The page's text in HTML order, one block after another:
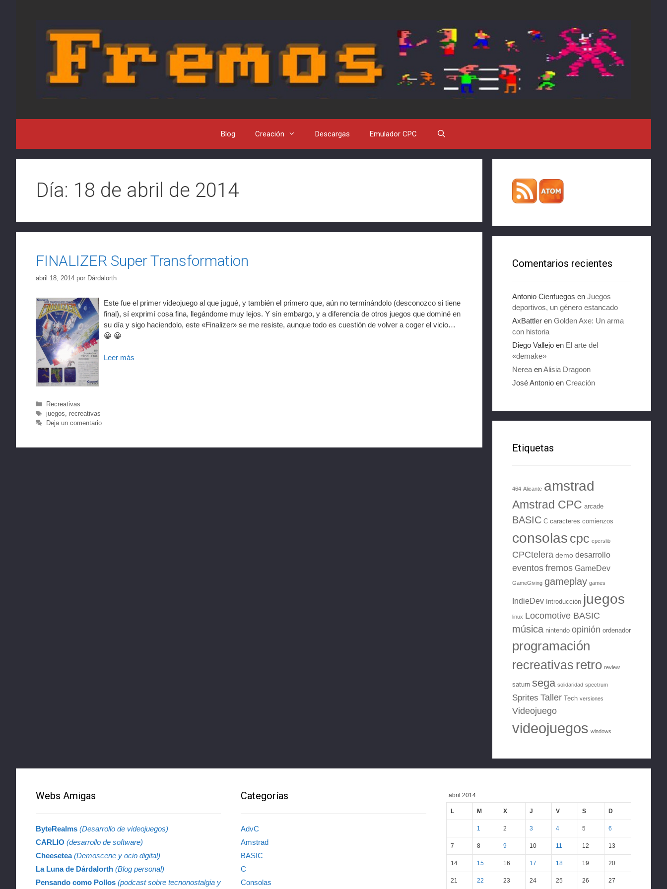
Blog Creación Descargas Emulador CPC
Día: 18 de abril de 2014
FINALIZER Super Transformation
abril 18, 2014 por Dárdalorth
Este fue el primer videojuego al que jugué, y también el primero que, aún no terminándolo (desconozco si tiene
final), sí exprimí cosa fina, llegándome muy lejos. Y sin embargo, y a diferencia de otros juegos que dominé en
su día y sigo haciendolo, este «Finalizer» se me resiste, aunque todo es cuestión de volver a coger el vicio…
😀 😀
Leer más
Categorías
Recreativas
Etiquetas
juegos
recreativas
Deja un comentario
Comentarios recientes
Antonio Cienfuegos en Juegos
deportivos, un género estancado
AxBattler en Golden Axe: Un arma
con historia
Diego Vallejo en El arte del
«demake»
Nerea enAlisia Dragoon
José Antonio en Creación
Etiquetas
464 Alicante amstrad
Amstrad CPC arcade
BASIC C caracteres comienzos
consolas cpc cpcrslib
CPCtelera demo desarrollo
eventos fremos GameDev
GameGiving gameplay games
IndieDev Introducción juegos
linux Locomotive BASIC
música nintendo opinión ordenador
programación
recreativas retro review
saturn sega solidaridad spectrum
Sprites Taller Tech versiones
Videojuego
videojuegos windows
Webs Amigas
ByteRealms (Desarrollo de videojuegos)
CARLIO (desarrollo de software)
Cheesetea(Demoscene y ocio digital)
La Luna de Dárdalorth (Blog personal)
Pensando como Pollos (podcast sobre tecnonostalgia y
Categorías
AdvC
Amstrad
BASIC
C
Consolas
abril 2014
L M X J V S D
1 2 3 4 5 6
7 8 9 10 11 12 13
14 15 16 17 18 19 20
21 22 23 24 25 26 27